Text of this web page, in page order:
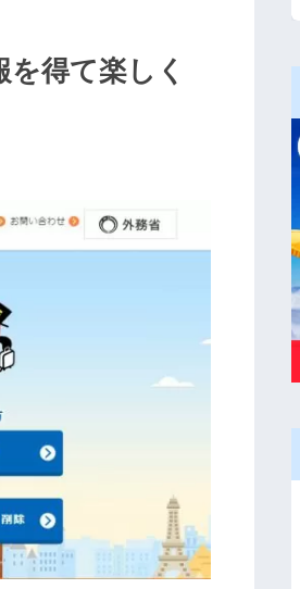
得て楽しく